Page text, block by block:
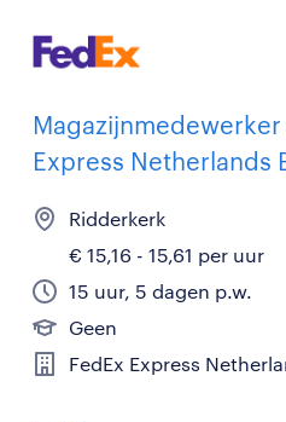
Magazijnmedewerker
Express Netherlands
Ridderkerk
€ 15,16 - 15,61 per uur
15 uur, 5 dagen p.w.
Geen
FedEx Express